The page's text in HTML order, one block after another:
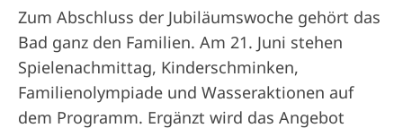
Zum Abschluss der Jubiläumswoche gehört das
Bad ganz den Familien. Am 21. Juni stehen
Spielenachmittag, Kinderschminken,
Familienolympiade und Wasseraktionen auf
dem Programm. Ergänzt wird das Angebot